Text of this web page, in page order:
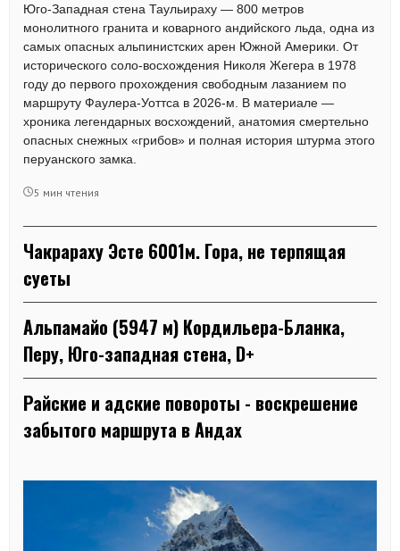
Юго-Западная стена Таульираху — 800 метров
монолитного гранита и коварного андийского льда, одна из
самых опасных альпинистских арен Южной Америки. От
исторического соло-восхождения Николя Жегера в 1978
году до первого прохождения свободным лазанием по
маршруту Фаулера-Уоттса в 2026-м. В материале —
хроника легендарных восхождений, анатомия смертельно
опасных снежных «грибов» и полная история штурма этого
перуанского замка.
5 мин чтения
Чакрараху Эсте 6001м. Гора, не терпящая
суеты
Альпамайо (5947 м) Кордильера-Бланка,
Перу, Юго-западная стена, D+
Райские и адские повороты - воскрешение
забытого маршрута в Андах